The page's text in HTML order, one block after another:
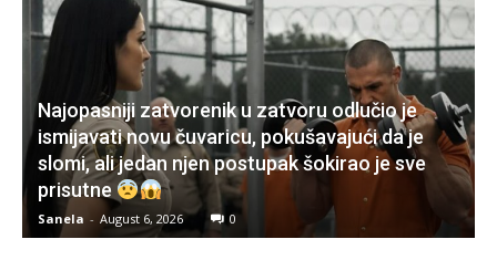
Najopasniji zatvorenik u zatvoru odlučio je
ismijavati novu čuvaricu, pokušavajući da je
slomi, ali jedan njen postupak šokirao je sve
prisutne
Sanela - August 6, 2026 0